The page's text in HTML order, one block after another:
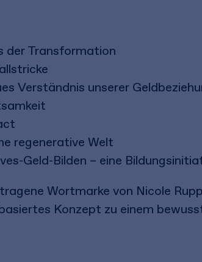
der Transformation
Verständnis unserer
regenerative Welt
Geld-Bilden – eine
Wortmarke von Nicole
Konzept zu einem